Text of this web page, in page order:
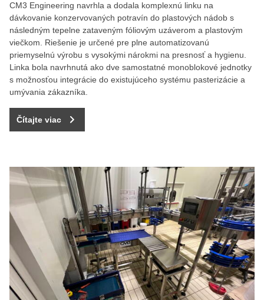
CM3 Engineering navrhla a dodala komplexnú linku na
dávkovanie konzervovaných potravín do plastových nádob s
následným tepelne zataveným fóliovým uzáverom a plastovým
viečkom. Riešenie je určené pre plne automatizovanú
priemyselnú výrobu s vysokými nárokmi na presnosť a hygienu.
Linka bola navrhnutá ako dve samostatné monoblokové jednotky
s možnosťou integrácie do existujúceho systému pasterizácie a
umývania zákazníka.
Čítajte viac